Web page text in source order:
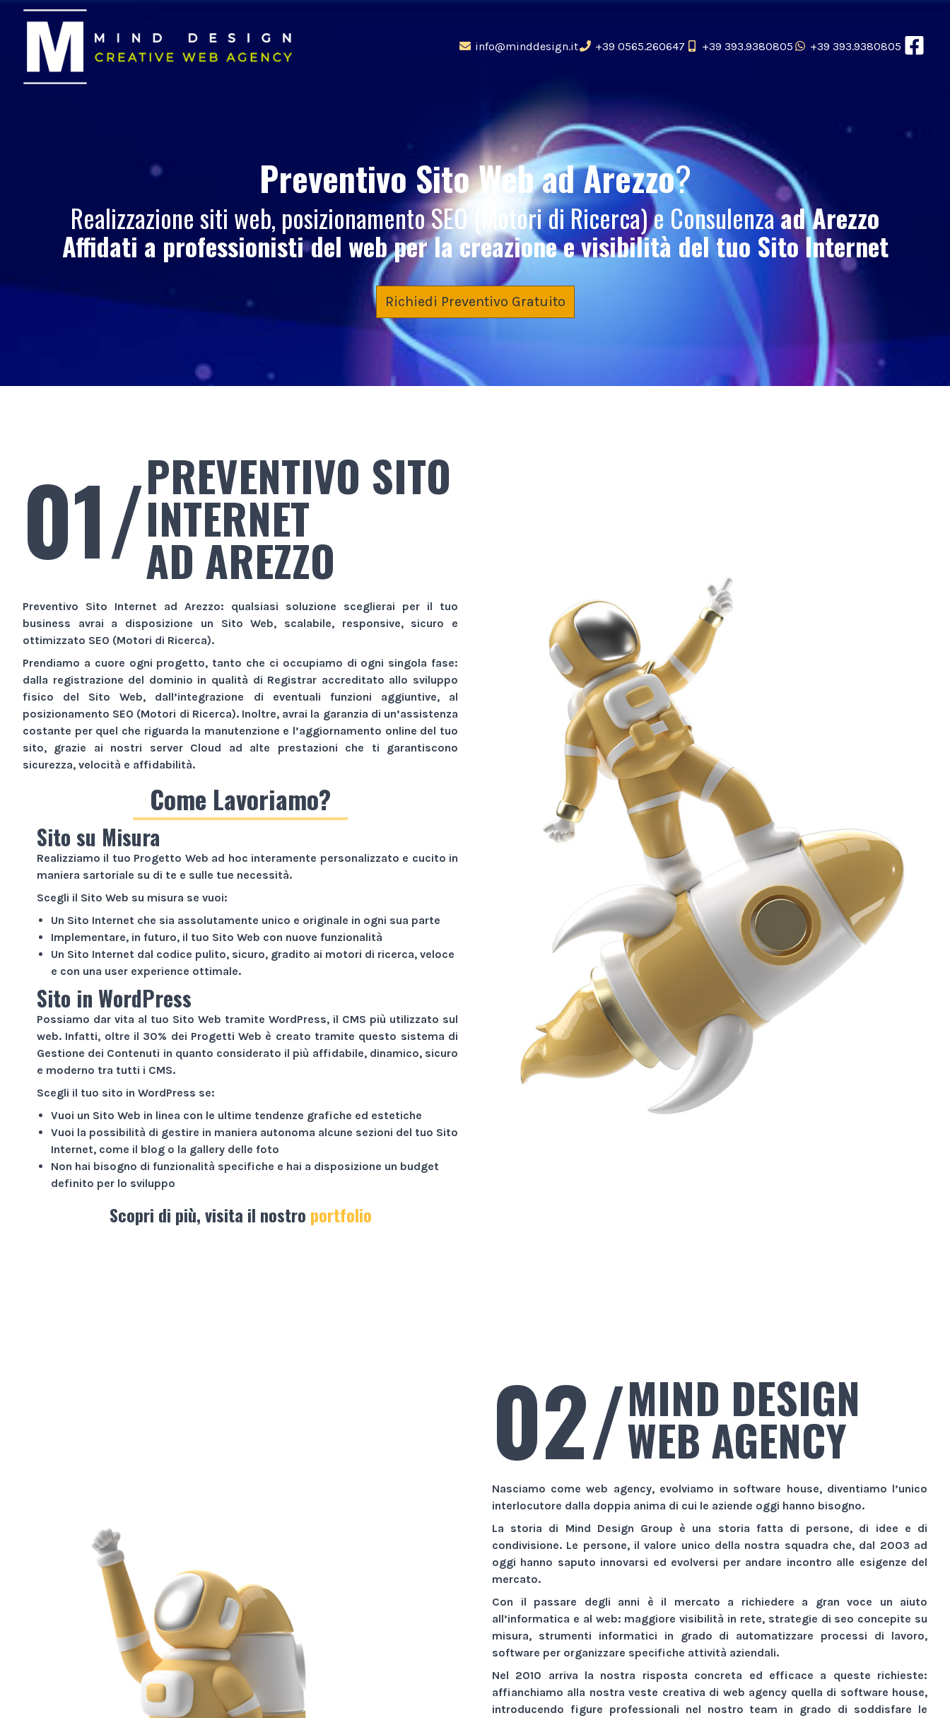
info@minddesign.it +39 0565.260647 +39 393.9380805 +39 393.9380805
Preventivo Sito Webad Arezzo?
Realizzazione siti web, posizionamento SEO (Motori di Ricerca) e Consulenzaad Arezzo
Affidati a professionisti del web per la creazione e visibilità del tuo Sito Internet
Richiedi Preventivo Gratuito
01/PREVENTIVO SITO
INTERNET
AD AREZZO
Preventivo Sito Internet ad Arezzo: qualsiasi soluzione sceglierai per il tuo
business avrai a disposizione un Sito Web, scalabile, responsive, sicuro e
ottimizzato SEO (Motori di Ricerca).
Prendiamo a cuore ogni progetto, tanto che ci occupiamo di ogni singola fase:
dalla registrazione del dominio in qualità di Registrar accreditato allo sviluppo
fisico del Sito Web, dall’integrazione di eventuali funzioni aggiuntive, al
posizionamento SEO (Motori di Ricerca). Inoltre, avrai la garanzia di un’assistenza
costante per quel che riguarda la manutenzione e l’aggiornamento online del tuo
sito, grazie ai nostri server Cloud ad alte prestazioni che ti garantiscono
sicurezza, velocità e affidabilità.
Come Lavoriamo?
Sito su Misura
Realizziamo il tuo Progetto Web ad hoc interamente personalizzato e cucito in
maniera sartoriale su di te e sulle tue necessità.
Scegli il Sito Web su misura se vuoi:
Un Sito Internet che sia assolutamente unico e originale in ogni sua parte
Implementare, in futuro, il tuo Sito Web con nuove funzionalità
Un Sito Internet dal codice pulito, sicuro, gradito ai motori di ricerca, veloce
e con una user experience ottimale.
Sito in WordPress
Possiamo dar vita al tuo Sito Web tramite WordPress, il CMS più utilizzato sul
web. Infatti, oltre il 30% dei Progetti Web è creato tramite questo sistema di
Gestione dei Contenuti in quanto considerato il più affidabile, dinamico, sicuro
e moderno tra tutti i CMS.
Scegli il tuo sito in WordPress se:
Vuoi un Sito Web in linea con le ultime tendenze grafiche ed estetiche
Vuoi la possibilità di gestire in maniera autonoma alcune sezioni del tuo Sito
Internet, come il blog o la gallery delle foto
Non hai bisogno di funzionalità specifiche e hai a disposizione un budget
definito per lo sviluppo
Scopri di più, visita il nostro portfolio
02/MIND DESIGN
WEB AGENCY
Nasciamo comeweb agency, evolviamo in software house, diventiamo l’unico
interlocutore dalla doppia anima di cui le aziende oggi hanno bisogno.
La storia di Mind Design Group è una storia fatta di persone, di idee e di
condivisione. Le persone, il valore unico della nostra squadra che, dal 2003 ad
oggi hanno saputo innovarsi ed evolversi per andare incontro alle esigenze del
mercato.
Con il passare degli anni è il mercato a richiedere a gran voce un aiuto
all’informatica e al web: maggiore visibilità in rete, strategie di seo concepite su
misura, strumenti informatici in grado di automatizzare processi di lavoro,
software per organizzare specifiche attività aziendali.
Nel 2010 arriva la nostra risposta concreta ed efficace a queste richieste:
affianchiamo alla nostra veste creativa di web agency quella di software house,
introducendo figure professionali nel nostro team in grado di soddisfare le